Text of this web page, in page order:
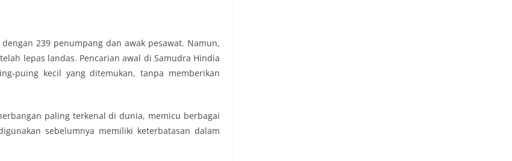
239 penumpang dan awak pesawat. Namun,
lepas landas. Pencarian awal di Samudra Hindia
puing kecil yang ditemukan, tanpa memberikan
paling terkenal di dunia, memicu berbagai
sebelumnya memiliki keterbatasan dalam